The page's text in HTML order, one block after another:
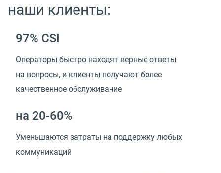
наши клиенты:
97% CSI
Операторы быстро находят верные ответы
на вопросы, и клиенты получают более
качественное обслуживание
на 20-60%
Уменьшаются затраты на поддержку любых
коммуникаций